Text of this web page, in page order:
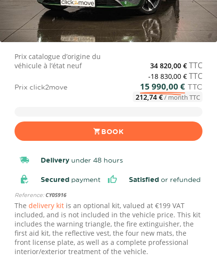
Prix catalogue d’origine du
véhicule à l’état neuf
34 820,00 € TTC
-18 830,00 € TTC
Prix click2move 15 990,00 € TTC
212,74 €/ month TTC
BOOK
Delivery under 48 hours
Secured payment Satisfied or refunded
Reference: CY05916
The delivery kit is an optional kit, valued at €199 VAT
included, and is not included in the vehicle price. This kit
includes the warning triangle, the fire extinguisher, the
first aid kit, the reflective vest, the four new mats, the
front license plate, as well as a complete professional
interior/exterior treatment of the vehicle.